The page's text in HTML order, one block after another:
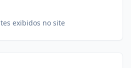
exibidos no site